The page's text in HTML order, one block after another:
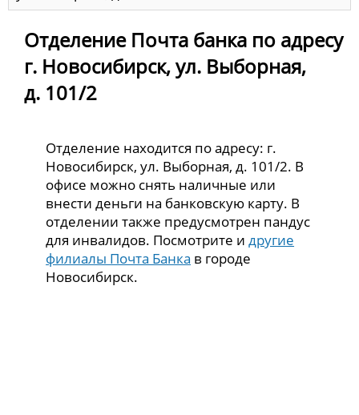
Отделение Почта банка по адресу
г. Новосибирск, ул. Выборная,
д. 101/2
Отделение находится по адресу: г.
Новосибирск, ул. Выборная, д. 101/2. В
офисе можно снять наличные или
внести деньги на банковскую карту. В
отделении также предусмотрен пандус
для инвалидов. Посмотрите идругие
филиалы Почта Банка в городе
Новосибирск.